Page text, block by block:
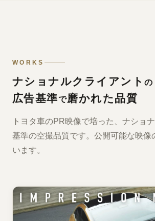
WORKS
ナショナルクライアントの
広告基準で磨かれた品質
トヨタ車のPR映像で培った、ナショ
基準の空撮品質です。公開可能な映像
います。